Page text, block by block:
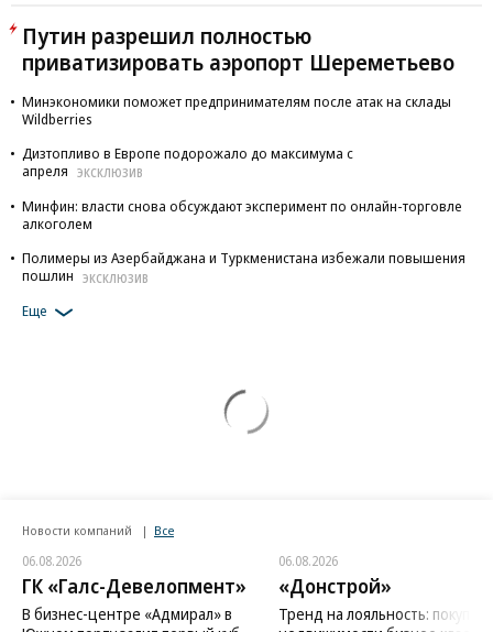
Путин разрешил полностью
приватизировать аэропорт Шереметьево
Минэкономики поможет предпринимателям после атак на склады
Wildberries
Дизтопливо в Европе подорожало до максимума с
апреля
ЭКСКЛЮЗИВ
Минфин: власти снова обсуждают эксперимент по онлайн-торговле
алкоголем
Полимеры из Азербайджана и Туркменистана избежали повышения
пошлин
ЭКСКЛЮЗИВ
Еще
Новости компаний Все
06.08.2026
ГК «Галс-Девелопмент»
В бизнес-центре «Адмирал» в
06.08.2026
«Донстрой»
Тренд на лояльность: